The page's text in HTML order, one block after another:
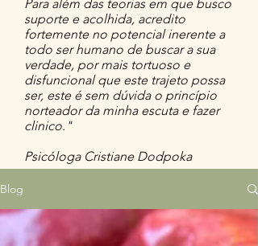
Para além das teorias em que busco
suporte e acolhida, acredito
fortemente no potencial inerente a
todo ser humano de buscar a sua
verdade, por mais tortuoso e
disfuncional que este trajeto possa
ser, este é sem dúvida o princípio
norteador da minha escuta e fazer
clinico."
Psicóloga Cristiane Dodpoka
Blog